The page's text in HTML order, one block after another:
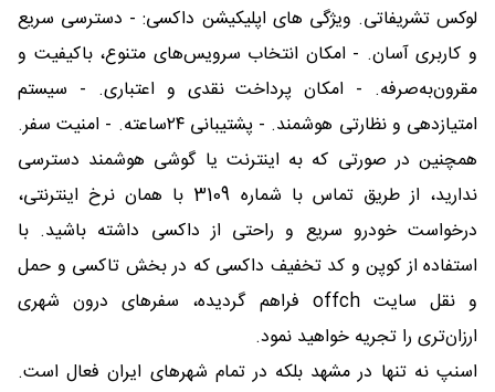
لوکس تشریفاتی. ویژگی های اپلیکیشن داکسی: - دسترسی سریع
و کاربری آسان. - امکان انتخاب سرویس‌های متنوع، باکیفیت و
مقرون‌به‌صرفه. - امکان پرداخت نقدی و اعتباری. - سیستم
امتیازدهی و نظارتی هوشمند. - پشتیبانی ۲۴ساعته. - امنیت سفر.
همچنین در صورتی که به اینترنت یا گوشی هوشمند دسترسی
ندارید، از طریق تماس با شماره 3109 با همان نرخ اینترنتی،
درخواست خودرو سریع و راحتی از داکسی داشته باشید. با
استفاده از کوپن و کد تخفیف داکسی که در بخش تاکسی و حمل
و نقل سایت offch فراهم گردیده، سفرهای درون شهری
ارزان‌تری را تجریه خواهید نمود.
اسنپ نه تنها در مشهد بلکه در تمام شهرهای ایران فعال است.